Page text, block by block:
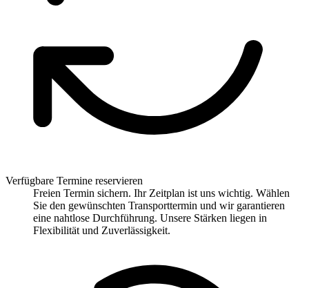
Verfügbare Termine reservieren
Freien Termin sichern. Ihr Zeitplan ist uns wichtig. Wählen
Sie den gewünschten Transporttermin und wir garantieren
eine nahtlose Durchführung. Unsere Stärken liegen in
Flexibilität und Zuverlässigkeit.